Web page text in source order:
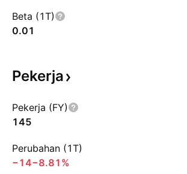
Beta (1T)
0.01
Pekerja
Pekerja (FY)
145
Perubahan (1T)
−14−8.81%